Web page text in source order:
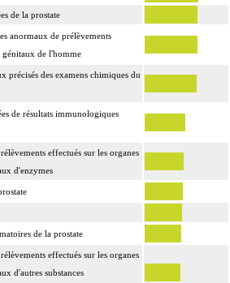
de la prostate
anormaux de prélèvements
génitaux de l'homme
précisés des examens chimiques du
de résultats immunologiques
effectués sur les organes
d'enzymes
de la prostate
effectués sur les organes
d'autres substances